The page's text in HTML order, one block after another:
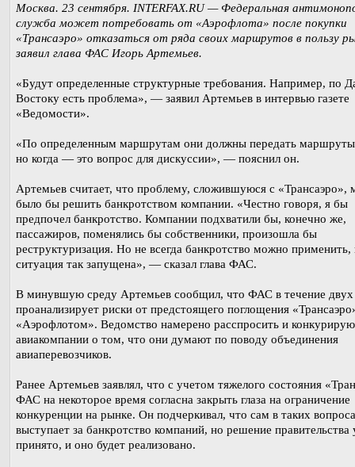
Москва. 23 сентября. INTERFAX.RU — Федеральная
служба может потребовать от «Аэрофлота» после покупки
«Трансаэро» отказаться от ряда своих маршрутов в пользу
заявил глава ФАС Игорь Артемьев.
«Будут определенные структурные требования. Например, по
Востоку есть проблема», — заявил Артемьев в интервью газете
«Ведомости».
«По определенным маршрутам они должны передать
но когда — это вопрос для дискуссии», — пояснил он.
Артемьев считает, что проблему, сложившуюся с «Трансаэро»,
было бы решить банкротством компании. «Честно говоря, я бы
предпочел банкротство. Компании подхватили бы, конечно же,
пассажиров, поменялись бы собственники, произошла бы
реструктуризация. Но не всегда банкротство можно применить,
ситуация так запущена», — сказал глава ФАС.
В минувшую среду Артемьев сообщил, что ФАС в течение двух
проанализирует риски от предстоящего поглощения
«Аэрофлотом». Ведомство намерено расспросить и
авиакомпании о том, что они думают по поводу объединения
авиаперевозчиков.
Ранее Артемьев заявлял, что с учетом тяжелого состояния
ФАС на некоторое время согласна закрыть глаза на ограничение
конкуренции на рынке. Он подчеркивал, что сам в таких
выступает за банкротство компаний, но решение правительства
принято, и оно будет реализовано.